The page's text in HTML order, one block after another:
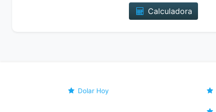
Calculadora
Dolar Hoy